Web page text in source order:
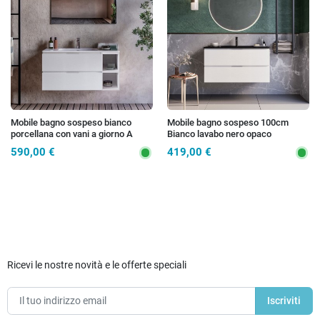
Mobile bagno sospeso bianco
porcellana con vani a giorno A
DESTRA 100cm 120cm ARMONY
590,00 €
Mobile bagno sospeso 100cm
Bianco lavabo nero opaco
419,00 €
Ricevi le nostre novità e le offerte speciali